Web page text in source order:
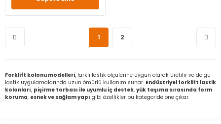
1 2
Forklift kolonu modelleri, farklı lastik ölçülerine uygun olarak üretilir ve dolgu
lastik uygulamalarında uzun ömürlü kullanım sunar. Endüstriyel forklift lastik
kolonları, pişirme torbası ile uyumlu iç destek, yük taşıma sırasında form
koruma, esnek ve sağlam yapı gibi özellikler bu kategoride öne çıkar.